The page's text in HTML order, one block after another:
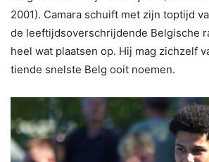
2001). Camara schuift met zijn toptijd
de leeftijdsoverschrijdende Belgische
heel wat plaatsen op. Hij mag zichzelf
tiende snelste Belg ooit noemen.